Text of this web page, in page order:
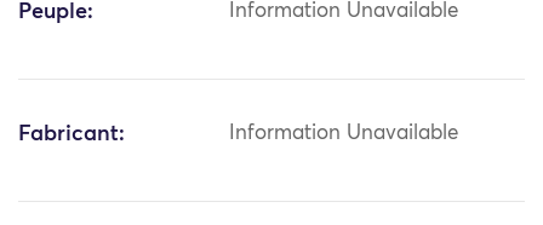
Peuple: Information Unavailable
Fabricant: Information Unavailable